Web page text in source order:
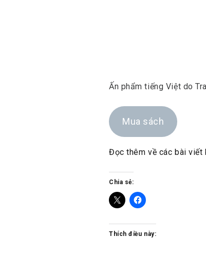
Ấn phẩm tiếng Việt do
Mua sách
Đọc thêm về các bài viết
Chia sẻ:
Thích điều này: